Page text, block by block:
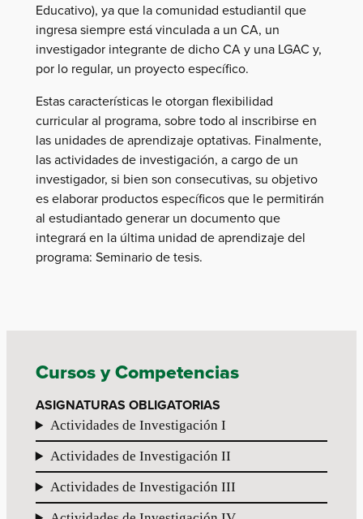
Educativo), ya que la comunidad estudiantil que
ingresa siempre está vinculada a un CA, un
investigador integrante de dicho CA y una LGAC y,
por lo regular, un proyecto específico.
Estas características le otorgan flexibilidad
curricular al programa, sobre todo al inscribirse en
las unidades de aprendizaje optativas. Finalmente,
las actividades de investigación, a cargo de un
investigador, si bien son consecutivas, su objetivo
es elaborar productos específicos que le permitirán
al estudiantado generar un documento que
integrará en la última unidad de aprendizaje del
programa: Seminario de tesis.
Cursos y Competencias
ASIGNATURAS OBLIGATORIAS
Actividades de Investigación I
Actividades de Investigación II
Actividades de Investigación III